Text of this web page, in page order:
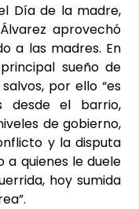
Día de la madre,
aprovechó
a las madres. En
sueño de
por ello “es
desde el barrio,
de gobierno,
y la disputa
a quienes le duele
hoy sumida